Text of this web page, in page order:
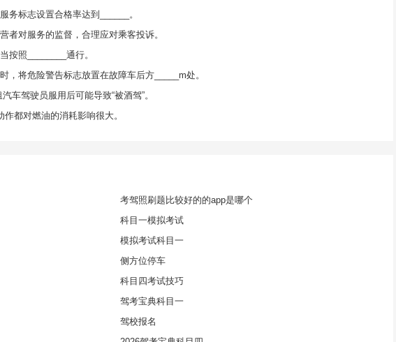
务标志设置合格率达到______。
者对服务的监督，合理应对乘客投诉。
按照________通行。
，将危险警告标志放置在故障车后方_____m处。
车驾驶员服用后可能导致“被酒驾”。
都对燃油的消耗影响很大。
考驾照刷题比较好的的app是哪个
科目一模拟考试
模拟考试科目一
侧方位停车
科目四考试技巧
驾考宝典科目一
驾校报名